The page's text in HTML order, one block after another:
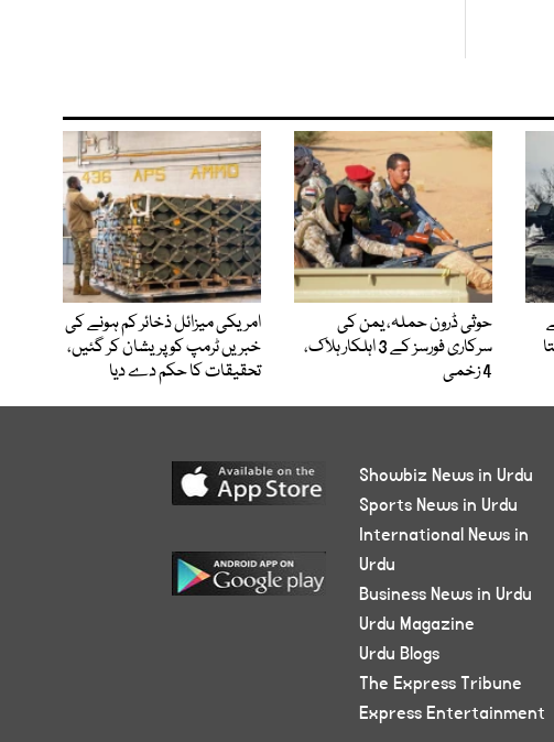
حوثی ڈرون حملہ، یمن کی
سرکاری فورسز کے 3 اہلکار ہلاک،
4 زخمی
امریکی میزائل ذخائر کم ہونے کی
خبریں ٹرمپ کو پریشان کر گئیں،
تحقیقات کا حکم دے دیا
Showbiz News in Urdu
Sports News in Urdu
International News in
Urdu
Business News in Urdu
Urdu Magazine
Urdu Blogs
The Express Tribune
Express Entertainment